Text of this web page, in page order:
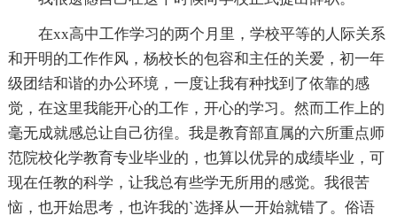
在xx高中工作学习的两个月里，学校平等的人际关系
和开明的工作作风，杨校长的包容和主任的关爱，初一年
级团结和谐的办公环境，一度让我有种找到了依靠的感
觉，在这里我能开心的工作，开心的学习。然而工作上的
毫无成就感总让自己彷徨。我是教育部直属的六所重点师
范院校化学教育专业毕业的，也算以优异的成绩毕业，可
现在任教的科学，让我总有些学无所用的感觉。我很苦
恼，也开始思考，也许我的`选择从一开始就错了。俗语